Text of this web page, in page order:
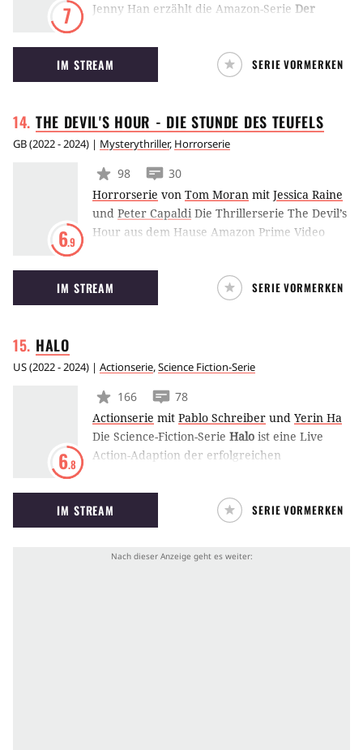
7
Jenny Han erzählt die Amazon-Serie Der
Summer I Turned Pretty) von einer
Jugendlichen, die in ein Liebesdreieck mit
zwei Brüdern gerät. Die Coming-of-Age-Serie
Trennungsschmerz sowie die Magie eines
perfekten Sommers.
IM STREAM SERIE VORMERKEN
THE DEVIL'S HOUR - DIE STUNDE DES TEUFELS
GB(2022 - 2024) | Mysterythriller, Horrorserie
6.9
98
30
Horrorserie von Tom Moran mit Jessica Raine
und Peter Capaldi Die Thrillerserie The Devil’s
Hour aus dem Hause Amazon Prime Video
jede Nacht zur gleichen Zeit um 3:33 Uhr
aufwacht und in eine Reihe brutaler Morde
verwickelt wird.
IM STREAM SERIE VORMERKEN
HALO
US(2022 - 2024) | Actionserie,Science Fiction-Serie
6.8
166
78
Actionserie mit Pablo Schreiber und Yerin Ha
Die Science-Fiction-Serie Halo ist eine Live
Action-Adaption der erfolgreichen
Streamingdienst Paramount+. Darin befindet
sich die Menschheit im 26. Jahrhundert in
einem verheerenden Krieg mit der Allianz,
IM STREAM SERIE VORMERKEN